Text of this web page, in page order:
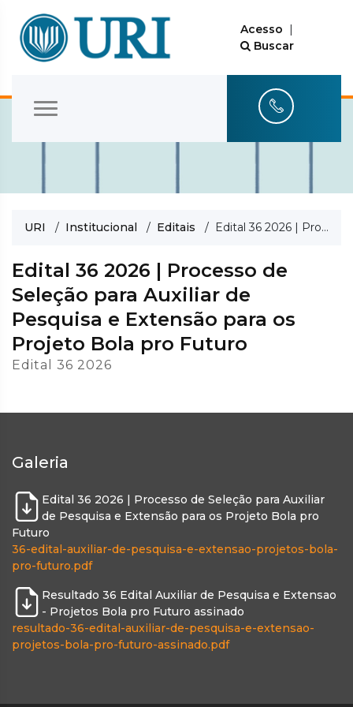
Acesso |
Buscar
URI / Institucional / Editais / Edital 36 2026 | Processo de Seleção para Auxiliar de Pesquisa e Extensão para os Projeto Bola pro Futuro
Edital 36 2026 | Processo de
Seleção para Auxiliar de
Pesquisa e Extensão para os
Projeto Bola pro Futuro
Edital 36 2026
Galeria
Edital 36 2026 | Processo de Seleção para Auxiliar
de Pesquisa e Extensão para os Projeto Bola pro
Futuro
36-edital-auxiliar-de-pesquisa-e-extensao-projetos-bola-
pro-futuro.pdf
Resultado 36 Edital Auxiliar de Pesquisa e Extensao
- Projetos Bola pro Futuro assinado
resultado-36-edital-auxiliar-de-pesquisa-e-extensao-
projetos-bola-pro-futuro-assinado.pdf